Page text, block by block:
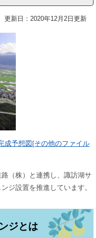
更新日：2020年12月2日更新
成予想図[その他のファイル
（株）と連携し、諏訪湖サ
ジ設置を推進しています。
ジとは